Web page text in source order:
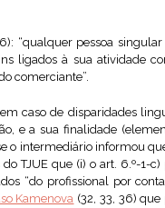
“qualquer pessoa
ligados à sua atividade
comerciante”.
caso de disparidades
e a sua finalidade
o intermediário informou
TJUE que (i) o art. 6.º-1-
“do profissional por
Kamenova (32, 33, 36)